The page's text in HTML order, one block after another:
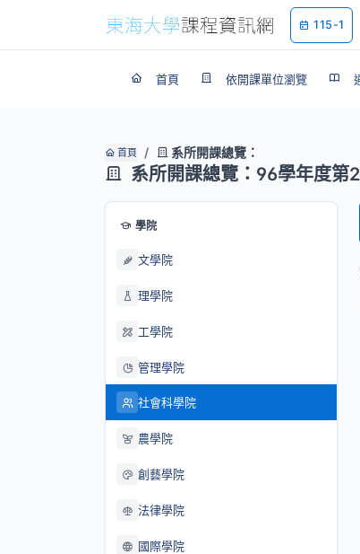
115-1
首頁 依開課單位瀏覽
首頁 系所開課總覽：
系所開課總覽：96學年度第
學院
文學院
理學院
工學院
管理學院
社會科學院
農學院
創藝學院
法律學院
國際學院